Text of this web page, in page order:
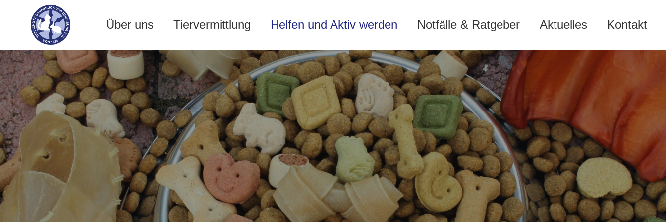
Über uns Tiervermittlung Helfen und Aktiv werden Notfälle & Ratgeber Aktuelles Kontakt